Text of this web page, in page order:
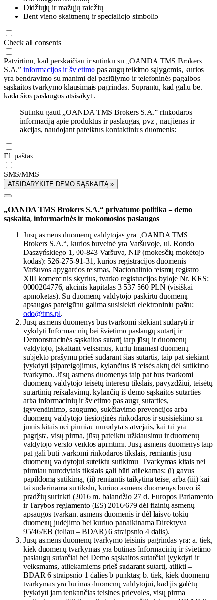
Didžiųjų ir mažųjų raidžių
Bent vieno skaitmenų ir specialiojo simbolio
Check all consents
Patvirtinu, kad perskaičiau ir sutinku su „OANDA TMS Brokers
S.A.” informacijos ir švietimo paslaugų teikimo sąlygomis, kurios
yra bendravimo su manimi dėl pasiūlymo ir telefoninės pagalbos
sąskaitos tvarkymo klausimais pagrindas. Suprantu, kad galiu bet
kada šios paslaugos atsisakyti.
Sutinku gauti „OANDA TMS Brokers S.A.” rinkodaros
informaciją apie produktus ir paslaugas, pvz., naujienas ir
akcijas, naudojant pateiktus kontaktinius duomenis:
El. paštas
SMS/MMS
ATSIDARYKITE DEMO SĄSKAITĄ »
„OANDA TMS Brokers S.A.“ privatumo politika – demo
sąskaita, informacinės ir mokomosios paslaugos
Jūsų asmens duomenų valdytojas yra „OANDA TMS
Brokers S.A.“, kurios buveinė yra Varšuvoje, ul. Rondo
Daszyńskiego 1, 00-843 Varšuva, NIP (mokesčių mokėtojo
kodas): 526-275-91-31, kurios registracijos duomenis
Varšuvos apygardos teismas, Nacionalinio teismų registro
XIII komercinis skyrius, tvarko registracijos byloje Nr. KRS:
0000204776, akcinis kapitalas 3 537 560 PLN (visiškai
apmokėtas). Su duomenų valdytojo paskirtu duomenų
apsaugos pareigūnu galima susisiekti elektroniniu paštu:
odo@tms.pl.
Jūsų asmens duomenys bus tvarkomi siekiant sudaryti ir
vykdyti Informacinių bei švietimo paslaugų sutartį ir
Demonstracinės sąskaitos sutartį tarp jūsų ir duomenų
valdytojo, įskaitant veiksmus, kurių imamasi duomenų
subjekto prašymu prieš sudarant šias sutartis, taip pat siekiant
įvykdyti įsipareigojimus, kylančius iš teisės aktų dėl sutikimo
tvarkymo. Jūsų asmens duomenys taip pat bus tvarkomi
duomenų valdytojo teisėtų interesų tikslais, pavyzdžiui, teisėtų
sutartinių reikalavimų, kylančių iš demo sąskaitos sutarties
arba informacinių ir švietimo paslaugų sutarties,
įgyvendinimo, saugumo, sukčiavimo prevencijos arba
duomenų valdytojo tiesioginės rinkodaros ir susisiekimo su
jumis kitais nei pirmiau nurodytais atvejais, kai tai yra
pagrįsta, visų pirma, jūsų pateiktu užklausimu ir duomenų
valdytojo verslo veiklos apimtimi. Jūsų asmens duomenys taip
pat gali būti tvarkomi rinkodaros tikslais, remiantis jūsų
duomenų valdytojui suteiktu sutikimu. Tvarkymas kitais nei
pirmiau nurodytais tikslais gali būti atliekamas: (i) gavus
papildomą sutikimą, (ii) remiantis taikytina teise, arba (iii) kai
tai suderinama su tikslu, kuriuo asmens duomenys buvo iš
pradžių surinkti (2016 m. balandžio 27 d. Europos Parlamento
ir Tarybos reglamento (ES) 2016/679 dėl fizinių asmenų
apsaugos tvarkant asmens duomenis ir dėl laisvo tokių
duomenų judėjimo bei kuriuo panaikinama Direktyva
95/46/EB (toliau – BDAR) 6 straipsnio 4 dalis).
Jūsų asmens duomenų tvarkymo teisinis pagrindas yra: a. tiek,
kiek duomenų tvarkymas yra būtinas Informacinių ir švietimo
paslaugų sutarčiai bei Demo sąskaitos sutarčiai įvykdyti ir
veiksmams, atliekamiems prieš sudarant sutartį, atlikti –
BDAR 6 straipsnio 1 dalies b punktas; b. tiek, kiek duomenų
tvarkymas yra būtinas duomenų valdytojui, kad jis galėtų
įvykdyti jam tenkančias teisines prievoles, visų pirma